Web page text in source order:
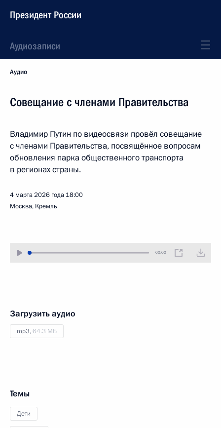
Президент России
Аудиозаписи
Аудио
Совещание с членами Правительства
Владимир Путин по видеосвязи провёл совещание
с членами Правительства, посвящённое вопросам
обновления парка общественного транспорта
в регионах страны.
4 марта 2026 года 18:00
Москва, Кремль
00:00
Загрузить аудио
mp3,64.3 МБ
Темы
Дети